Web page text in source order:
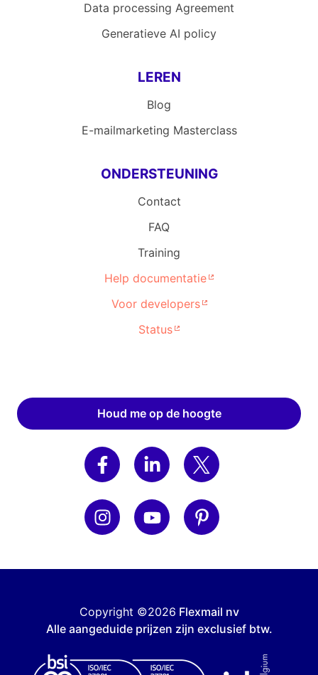
Data processing Agreement
Generatieve AI policy
LEREN
Blog
E-mailmarketing Masterclass
ONDERSTEUNING
Contact
FAQ
Training
Help documentatie
Voor developers
Status
Houd me op de hoogte
Copyright ©2026 Flexmail nv
Alle aangeduide prijzen zijn exclusief btw.